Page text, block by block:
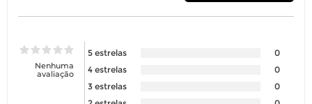
Nenhuma
avaliação
5 estrelas
0
4 estrelas
0
3 estrelas
0